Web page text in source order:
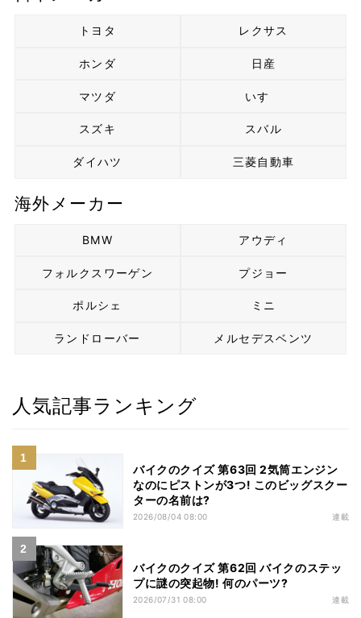
トヨタ レクサス
ホンダ 日産
マツダ いすゞ
スズキ スバル
ダイハツ 三菱自動車
海外メーカー
BMW アウディ
フォルクスワーゲン プジョー
ポルシェ ミニ
ランドローバー メルセデスベンツ
人気記事ランキング
バイクのクイズ 第63回 2気筒エンジン
なのにピストンが3つ! このビッグスクー
ターの名前は?
2026/08/04 08:00 連載
バイクのクイズ 第62回 バイクのステッ
プに謎の突起物! 何のパーツ?
2026/07/31 08:00 連載